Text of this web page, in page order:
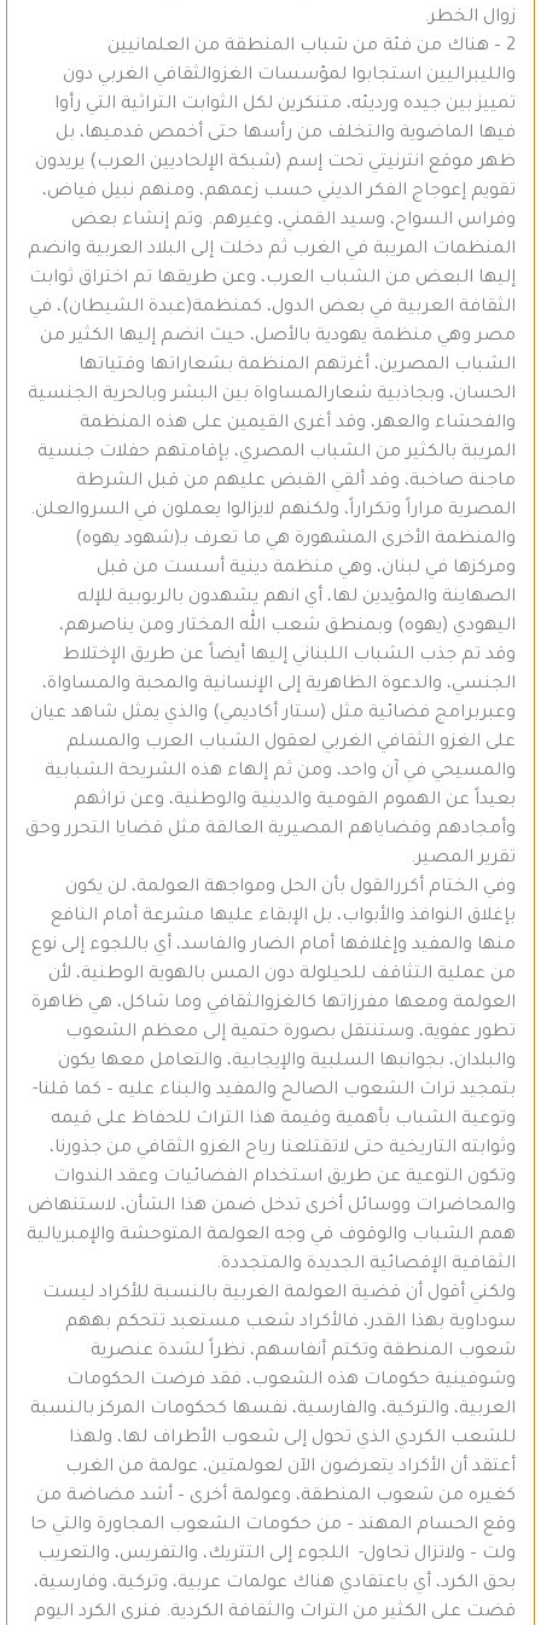
زوال الخطر.
2 – هناك من فئة من شباب المنطقة من العلمانيين
والليبراليين استجابوا لمؤسسات الغزوالثقافي الغربي دون
تمييز بين جيده ورديئه، متنكرين لكل الثوابت التراثية التي رأوا
فيها الماضوية والتخلف من رأسها حتى أخمص قدميها، بل
ظهر موقع انترنيتي تحت إسم (شبكة الإلحاديين العرب) يريدون
تقويم إعوجاج الفكر الديني حسب زعمهم، ومنهم نبيل فياض،
وفراس السواح، وسيد القمني، وغيرهم. وتم إنشاء بعض
المنظمات المريبة في الغرب ثم دخلت إلى البلاد العربية وانضم
إليها البعض من الشباب العرب، وعن طريقها تم اختراق ثوابت
الثقافة العربية في بعض الدول، كمنظمة(عبدة الشيطان)، في
مصر وهي منظمة يهودية بالأصل، حيث انضم إليها الكثير من
الشباب المصرين، أغرتهم المنظمة بشعاراتها وفتياتها
الحسان، وبجاذبية شعارالمساواة بين البشر وبالحرية الجنسية
والفحشاء والعهر، وقد أغرى القيمين على هذه المنظمة
المريبة بالكثير من الشباب المصري، بإقامتهم حفلات جنسية
ماجنة صاخبة، وقد ألقي القبض عليهم من قبل الشرطة
المصرية مراراً وتكراراً، ولكنهم لايزالوا يعملون في السروالعلن.
والمنظمة الأخرى المشهورة هي ما تعرف بـ(شهود يهوه)
ومركزها في لبنان، وهي منظمة دينية أسست من قبل
الصهاينة والمؤيدين لها، أي انهم يشهدون بالربوبية للإله
اليهودي (يهوه) وبمنطق شعب الله المختار ومن يناصرهم،
وقد تم جذب الشباب اللبناني إليها أيضاً عن طريق الإختلاط
الجنسي، والدعوة الظاهرية إلى الإنسانية والمحبة والمساواة،
وعبربرامج فضائية مثل (ستار أكاديمي) والذي يمثل شاهد عيان
على الغزو الثقافي الغربي لعقول الشباب العرب والمسلم
والمسيحي في آن واحد، ومن ثم إلهاء هذه الشريحة الشبابية
بعيداً عن الهموم القومية والدينية والوطنية، وعن تراثهم
وأمجادهم وقضاياهم المصيرية العالقة مثل قضايا التحرر وحق
تقرير المصير.
وفي الختام أكررالقول بأن الحل ومواجهة العولمة، لن يكون
بإغلاق النوافذ والأبواب، بل الإبقاء عليها مشرعة أمام النافع
منها والمفيد وإغلاقها أمام الضار والفاسد، أي باللجوء إلى نوع
من عملية التثاقف للحيلولة دون المس بالهوية الوطنية، لأن
العولمة ومعها مفرزاتها كالغزوالثقافي وما شاكل، هي ظاهرة
تطور عفوية، وستنتقل بصورة حتمية إلى معظم الشعوب
والبلدان، بجوانبها السلبية والإيجابية، والتعامل معها يكون
بتمجيد تراث الشعوب الصالح والمفيد والبناء عليه – كما قلنا-
وتوعية الشباب بأهمية وقيمة هذا التراث للحفاظ على قيمه
وثوابته التاريخية حتى لاتقتلعنا رياح الغزو الثقافي من جذورنا،
وتكون التوعية عن طريق استخدام الفضائيات وعقد الندوات
والمحاضرات ووسائل أخرى تدخل ضمن هذا الشأن، لاستنهاض
همم الشباب والوقوف في وجه العولمة المتوحشة والإمبريالية
الثقافية الإقصائية الجديدة والمتجددة.
ولكني أقول أن قضية العولمة الغربية بالنسبة للأكراد ليست
سوداوية بهذا القدر، فالأكراد شعب مستعبد تتحكم بههم
شعوب المنطقة وتكتم أنفاسهم، نظراً لشدة عنصرية
وشوفينية حكومات هذه الشعوب، فقد فرضت الحكومات
العربية، والتركية، والفارسية، نفسها كحكومات المركز بالنسبة
للشعب الكردي الذي تحول إلى شعوب الأطراف لها، ولهذا
أعتقد أن الأكراد يتعرضون الآن لعولمتين، عولمة من الغرب
كغيره من شعوب المنطقة، وعولمة أخرى – أشد مضاضة من
وقع الحسام المهند – من حكومات الشعوب المجاورة والتي حا
ولت – ولاتزال تحاول- اللجوء إلى التتريك، والتفريس، والتعريب
بحق الكرد، أي باعتقادي هناك عولمات عربية، وتركية، وفارسية،
قضت على الكثير من التراث والثقافة الكردية. فنرى الكرد اليوم